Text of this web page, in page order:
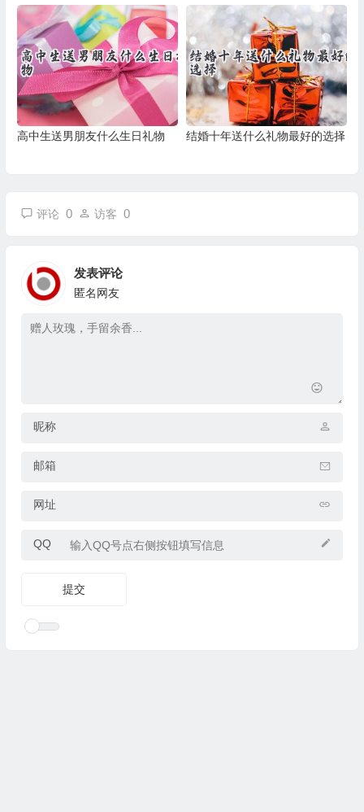
高中生送男朋友什么生日礼物 结婚十年送什么礼物最好的选择
评论 0 访客 0
发表评论
匿名网友
昵称
邮箱
网址
QQ